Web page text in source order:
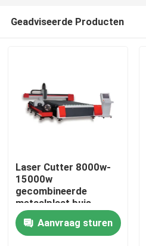
Huis
Producten
Geadviseerde Producten
Laser Cutter 8000w-
15000w
gecombineerde
metaalplaat buis
roestvrij staalvezel
laser snijmachines
Precision
Aanvraag sturen